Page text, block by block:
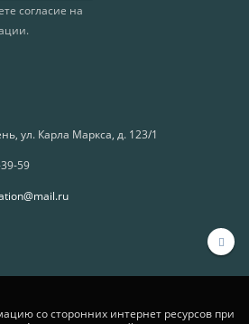
согласие на
ул. Карла Маркса, д. 123/1
59
со сторонних интернет ресурсов при